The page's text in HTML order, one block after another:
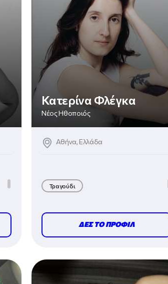
Κατερίνα Φλέγκα
Νέος Ηθοποιός
Αθήνα, Ελλάδα
Τραγούδι
ΔΕΣ ΤΟ ΠΡΟΦΙΛ